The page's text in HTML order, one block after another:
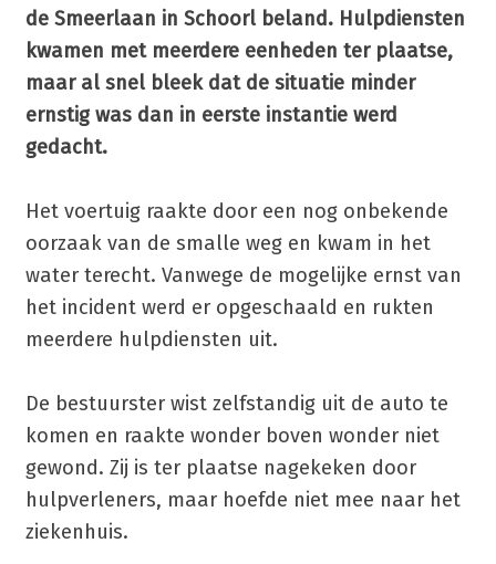
de Smeerlaan in Schoorl beland. Hulpdiensten
kwamen met meerdere eenheden ter plaatse,
maar al snel bleek dat de situatie minder
ernstig was dan in eerste instantie werd
gedacht.
Het voertuig raakte door een nog onbekende
oorzaak van de smalle weg en kwam in het
water terecht. Vanwege de mogelijke ernst van
het incident werd er opgeschaald en rukten
meerdere hulpdiensten uit.
De bestuurster wist zelfstandig uit de auto te
komen en raakte wonder boven wonder niet
gewond. Zij is ter plaatse nagekeken door
hulpverleners, maar hoefde niet mee naar het
ziekenhuis.